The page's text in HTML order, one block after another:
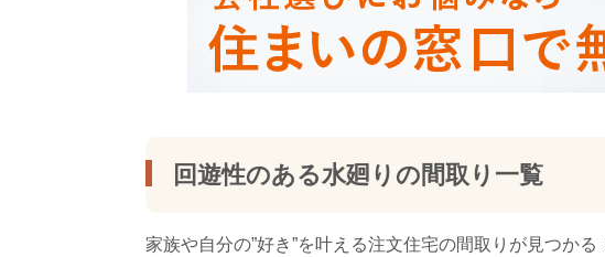
回遊性のある水廻りの間取り一覧
家族や自分の”好き”を叶える注文住宅の間取りが見つか